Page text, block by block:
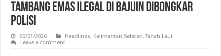
Tambang Emas Ilegal di Bajuin Dibongkar
Polisi
26/01/2026 Headlines, Kalimantan Selatan,Tanah Laut
Leave a comment